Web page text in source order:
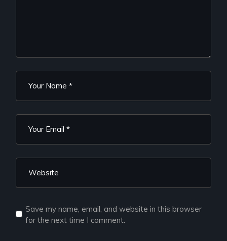
Save my name, email, and website in this browser
for the next time I comment.